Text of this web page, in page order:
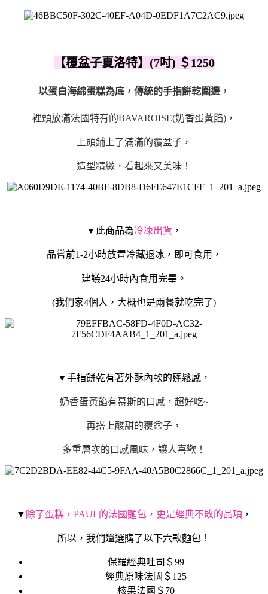
【覆盆子夏洛特】(7吋) ＄1250
以蛋白海綿蛋糕為底，傳統的手指餅乾圍邊，
裡頭放滿法國特有的BAVAROISE(奶香蛋黃餡)，
上頭鋪上了滿滿的覆盆子，
造型精緻，看起來又美味！
▼此商品為冷凍出貨 ，
品嘗前1-2小時放置冷藏退冰，即可食用，
建議24小時內食用完畢。
(我們家4個人，大概也是兩餐就吃完了)
▼手指餅乾有著外酥內軟的蓬鬆感，
奶香蛋黃餡有慕斯的口感，超好吃~
再搭上酸甜的覆盆子，
多重層次的口感風味，讓人喜歡！
▼ 除了蛋糕，PAUL的法國麵包，更是經典不敗的品項 ，
所以，我們還選購了以下六款麵包！
保羅經典吐司＄99
經典原味法國＄125
核果法國＄70